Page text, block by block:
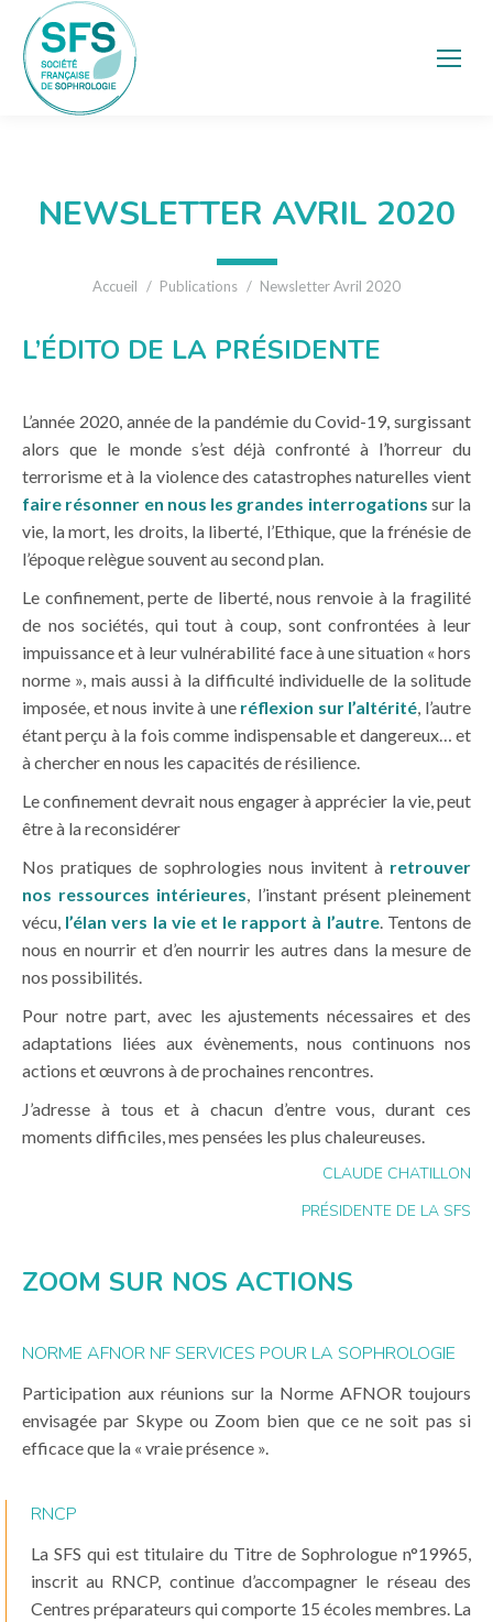
NEWSLETTER AVRIL 2020
Vous êtes ici :
Accueil Publications Newsletter Avril 2020
L’ÉDITO DE LA PRÉSIDENTE
L’année 2020, année de la pandémie du Covid-19, surgissant
alors que le monde s’est déjà confronté à l’horreur du
terrorisme et à la violence des catastrophes naturelles vient
faire résonner en nous les grandes interrogations sur la
vie, la mort, les droits, la liberté, l’Ethique, que la frénésie de
l’époque relègue souvent au second plan.
Le confinement, perte de liberté, nous renvoie à la fragilité
de nos sociétés, qui tout à coup, sont confrontées à leur
impuissance et à leur vulnérabilité face à une situation « hors
norme », mais aussi à la difficulté individuelle de la solitude
imposée, et nous invite à une réflexion sur l’altérité, l’autre
étant perçu à la fois comme indispensable et dangereux… et
à chercher en nous les capacités de résilience.
Le confinement devrait nous engager à apprécier la vie, peut
être à la reconsidérer
Nos pratiques de sophrologies nous invitent à retrouver
nos ressources intérieures, l’instant présent pleinement
vécu, l’élan vers la vie et le rapport à l’autre. Tentons de
nous en nourrir et d’en nourrir les autres dans la mesure de
nos possibilités.
Pour notre part, avec les ajustements nécessaires et des
adaptations liées aux évènements, nous continuons nos
actions et œuvrons à de prochaines rencontres.
J’adresse à tous et à chacun d’entre vous, durant ces
moments difficiles, mes pensées les plus chaleureuses.
CLAUDE CHATILLON
PRÉSIDENTE DE LA SFS
ZOOM SUR NOS ACTIONS
NORME AFNOR NF SERVICES POUR LA SOPHROLOGIE
Participation aux réunions sur la Norme AFNOR toujours
envisagée par Skype ou Zoom bien que ce ne soit pas si
efficace que la « vraie présence ».
RNCP
La SFS qui est titulaire du Titre de Sophrologue n°19965,
inscrit au RNCP, continue d’accompagner le réseau des
Centres préparateurs qui comporte 15 écoles membres. La